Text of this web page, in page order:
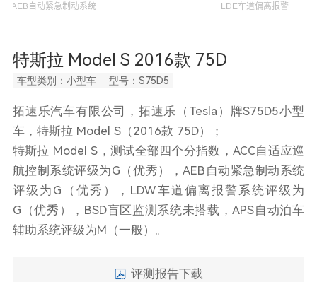
特斯拉 Model S 2016款 75D
车型类别：小型车 型号：S75D5
拓速乐汽车有限公司，拓速乐（Tesla）牌S75D5小型
车，特斯拉 Model S（2016款 75D）；
特斯拉 Model S，测试全部四个分指数，ACC自适应巡
航控制系统评级为G（优秀），AEB自动紧急制动系统
评级为G（优秀），LDW车道偏离报警系统评级为
G（优秀），BSD盲区监测系统未搭载，APS自动泊车
辅助系统评级为M（一般）。
评测报告下载